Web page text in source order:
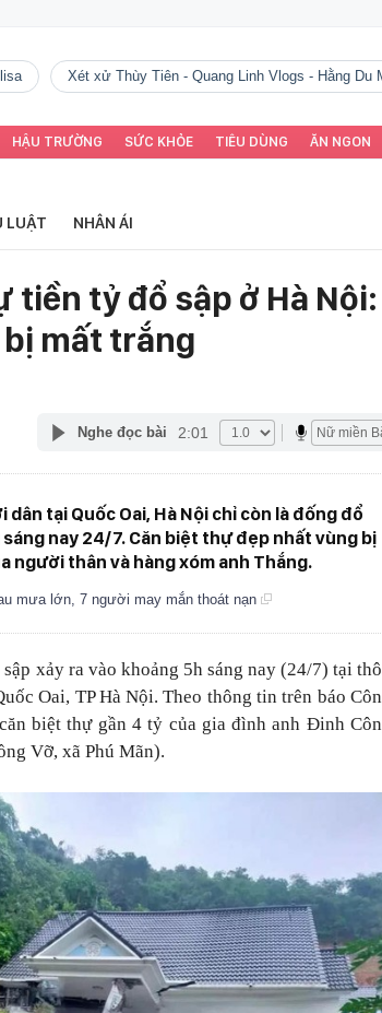
Xét xử Thùy Tiên - Quang Linh Vlogs - Hằng Du
HẬU TRƯỜNG SỨC KHỎE TIÊU DÙNG ĂN NGON
LUẬT NHÂN ÁI
tiền tỷ đổ sập ở Hà Nội:
bị mất trắng
Nghe đọc bài 2:01
tại Quốc Oai, Hà Nội chỉ còn là đống đổ
nay 24/7. Căn biệt thự đẹp nhất vùng bị
người thân và hàng xóm anh Thắng.
mưa lớn, 7 người may mắn thoát nạn
xảy ra vào khoảng 5h sáng nay (24/7) tại
Oai, TP Hà Nội. Theo thông tin trên báo
biệt thự gần 4 tỷ của gia đình anh Đinh
Vỡ, xã Phú Mãn).